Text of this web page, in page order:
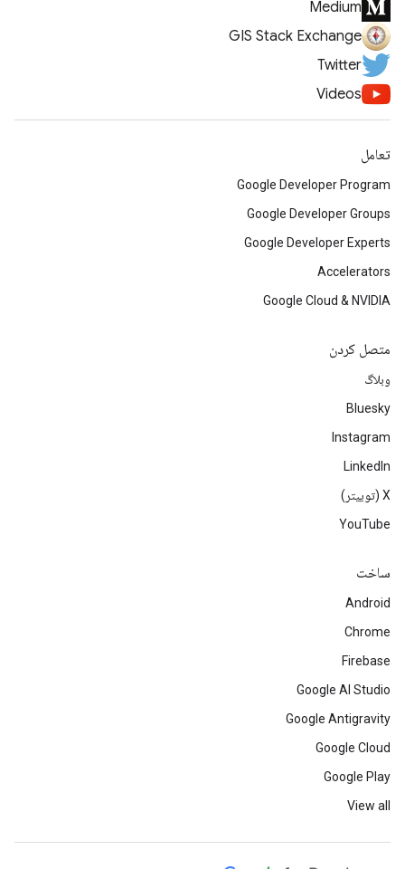
Medium
GIS Stack Exchange
Twitter
Videos
تعامل
Google Developer Program
Google Developer Groups
Google Developer Experts
Accelerators
Google Cloud & NVIDIA
متصل کردن
وبلاگ
Bluesky
Instagram
LinkedIn
‫X (توییتر)
YouTube
ساخت
Android
Chrome
Firebase
Google AI Studio
Google Antigravity
Google Cloud
Google Play
View all